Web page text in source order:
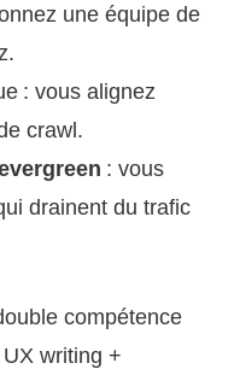
une équipe de
: vous alignez
crawl.
: vous
drainent du trafic
compétence
writing +